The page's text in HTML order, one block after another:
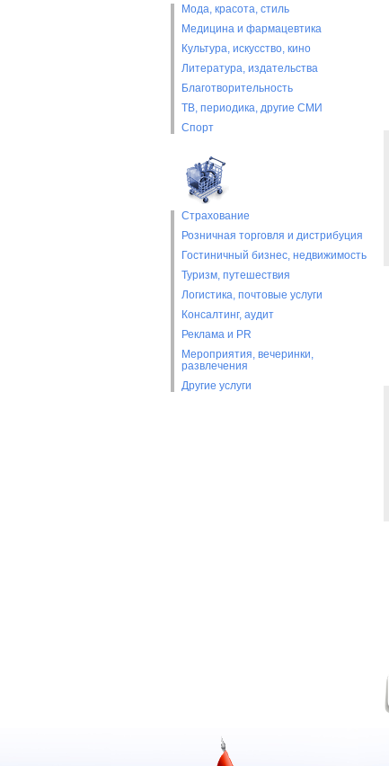
Мода, красота, стиль
Медицина и фармацевтика
Культура, искусство, кино
Литература, издательства
Благотворительность
ТВ, периодика, другие СМИ
Спорт
Страхование
Розничная торговля и дистрибуция
Гостиничный бизнес, недвижимость
Туризм, путешествия
Логистика, почтовые услуги
Консалтинг, аудит
Реклама и PR
Мероприятия, вечеринки,
развлечения
Другие услуги